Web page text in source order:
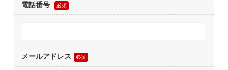
電話番号
メールアドレス